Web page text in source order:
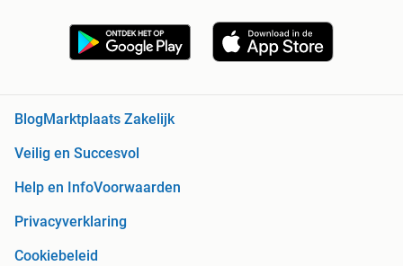
BlogMarktplaats Zakelijk
Veilig en Succesvol
Help en InfoVoorwaarden
Privacyverklaring
Cookiebeleid